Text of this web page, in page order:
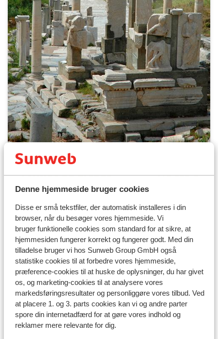
Denne hjemmeside bruger cookies
Disse er små tekstfiler, der automatisk installeres i din
browser, når du besøger vores hjemmeside. Vi
bruger funktionelle cookies som standard for at sikre, at
hjemmesiden fungerer korrekt og fungerer godt. Med din
tilladelse bruger vi hos Sunweb Group GmbH også
statistike cookies til at forbedre vores hjemmeside,
præference-cookies til at huske de oplysninger, du har givet
os, og marketing-cookies til at analysere vores
markedsføringsresultater og personliggøre vores tilbud. Ved
at placere 1. og 3. parts cookies kan vi og andre parter
spore din internetadfærd for at gøre vores indhold og
reklamer mere relevante for dig.
Tyrkiet og Efesos Fra 655 €
venter en bus, som kører dig til Efesos, et af verdens
havne- og handelsby og er nu et af de største og
bedst bevarede arkæologiske steder i det antikke
Grækenland. Når du vender tilbage til Kusadasi, har du
tid til at nyde caféerne, de små basarer og de tyrkiske
bade i denne smukke by.